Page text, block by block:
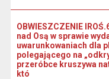
OBWIESZCZENIE
nad Osą w sprawie
uwarunkowaniach dla
polegającego na
przeróbce kruszywa
któ